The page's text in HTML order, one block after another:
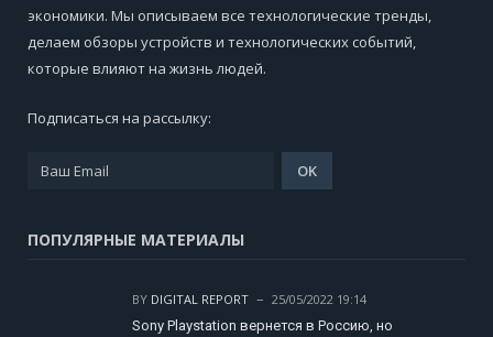
экономики. Мы описываем все технологические тренды,
делаем обзоры устройств и технологических событий,
которые влияют на жизнь людей.
Подписаться на рассылку:
ПОПУЛЯРНЫЕ МАТЕРИАЛЫ
BY DIGITAL REPORT
25/05/2022 19:14
Sony Playstation вернется в Россию, но